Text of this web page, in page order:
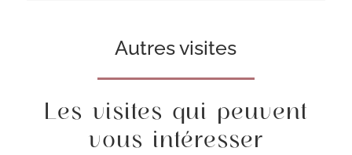
Autres visites
Les visites qui peuvent
vous intéresser